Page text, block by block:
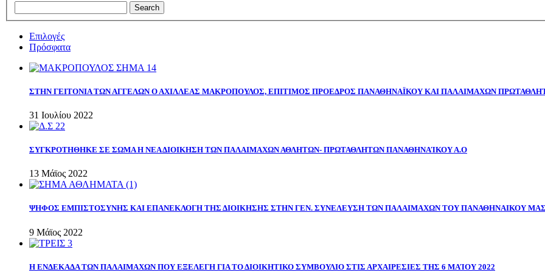
Επιλογές
Πρόσφατα
ΣΤΗΝ ΓΕΙΤΟΝΙΑ ΤΩΝ ΑΓΓΕΛΩΝ Ο ΑΧΙΛΛΕΑΣ ΜΑΚΡΟΠΟΥΛΟΣ, ΕΠΙΤΙΜΟΣ ΠΡΟΕΔΡΟΣ ΠΑΝΑΘΗΝΑΪΚΟΥ ΚΑΙ ΠΑΛΑΙΜΑΧΩΝ
31 Ιουλίου 2022
ΣΥΓΚΡΟΤΗΘΗΚΕ ΣΕ ΣΩΜΑ Η ΝΕΑ ΔΙΟΙΚΗΣΗ ΤΩΝ ΠΑΛΑΙΜΑΧΩΝ ΑΘΛΗΤΩΝ- ΠΡΩΤΑΘΛΗΤΩΝ ΠΑΝΑΘΗΝΑΊΚΟΥ Α.Ο
13 Μάϊος 2022
ΨΗΦΟΣ ΕΜΠΙΣΤΟΣΥΝΗΣ ΚΑΙ ΕΠΑΝΕΚΛΟΓΗ ΤΗΣ ΔΙΟΙΚΗΣΗΣ ΣΤΗΝ ΓΕΝ. ΣΥΝΕΛΕΥΣΗ ΤΩΝ ΠΑΛΑΙΜΑΧΩΝ ΤΟΥ ΠΑΝΑΘΗΝΑΙΚΟΥ ΜΑΣ
9 Μάϊος 2022
Η ΕΝΔΕΚΑΔΑ ΤΩΝ ΠΑΛΑΙΜΑΧΩΝ ΠΟΥ ΕΞΕΛΕΓΗ ΓΙΑ ΤΟ ΔΙΟΙΚΗΤΙΚΟ ΣΥΜΒΟΥΛΙΟ ΣΤΙΣ ΑΡΧΑΙΡΕΣΙΕΣ ΤΗΣ 6 ΜΑΊΟΥ 2022